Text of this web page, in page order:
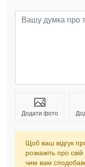
Додати фото
Щоб ваш відгук
розкажіть про
чим вам